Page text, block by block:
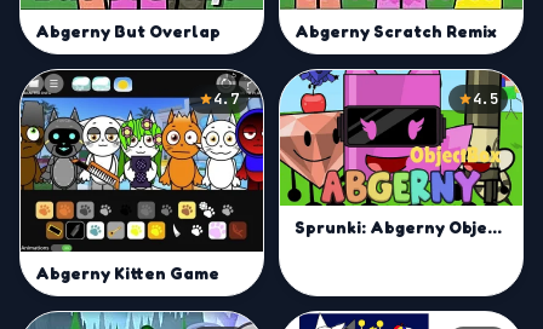
Abgerny But Overlap Abgerny Scratch Remix
4.7
Abgerny Kitten Game
4.5
Sprunki: Abgerny Objectbox